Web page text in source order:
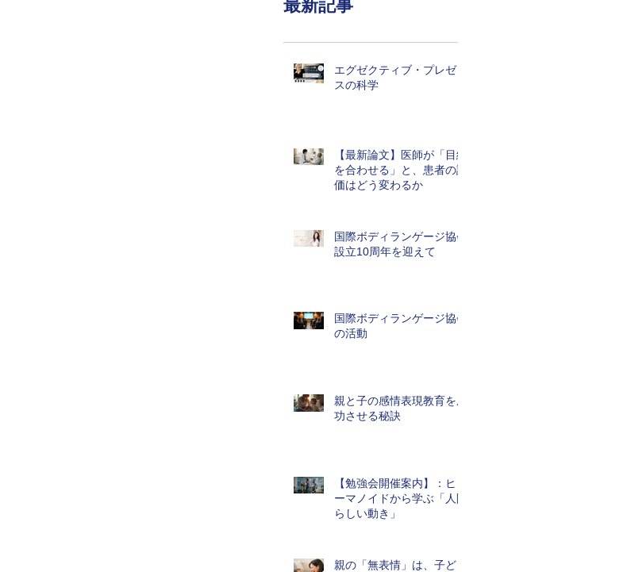
最新記事
エグゼクティブ・プレゼン
スの科学
【最新論文】医師が「目線
を合わせる」と、患者の評
価はどう変わるか
国際ボディランゲージ協会
設立10周年を迎えて
国際ボディランゲージ協会
の活動
親と子の感情表現教育を成
功させる秘訣
【勉強会開催案内】：ヒュ
ーマノイドから学ぶ「人間
らしい動き」
親の「無表情」は、子ども